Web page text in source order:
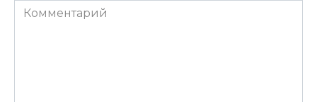
Комментарий